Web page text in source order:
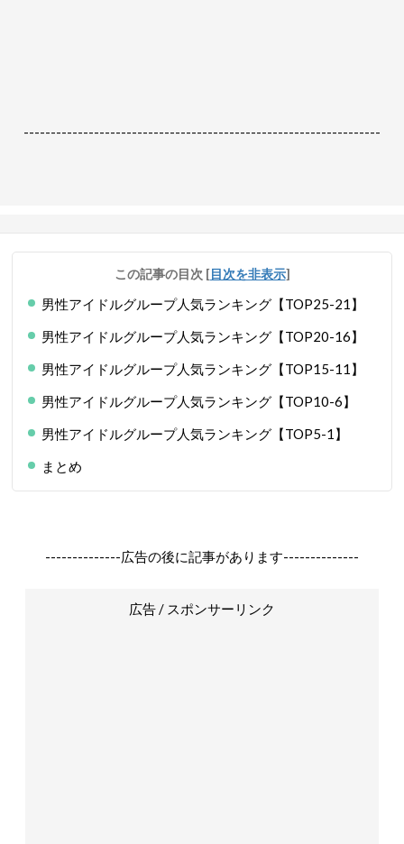
------------------------------------------------------------------
この記事の目次 [目次を非表示]
男性アイドルグループ人気ランキング【TOP25-21】
男性アイドルグループ人気ランキング【TOP20-16】
男性アイドルグループ人気ランキング【TOP15-11】
男性アイドルグループ人気ランキング【TOP10-6】
男性アイドルグループ人気ランキング【TOP5-1】
まとめ
--------------広告の後に記事があります--------------
広告 / スポンサーリンク